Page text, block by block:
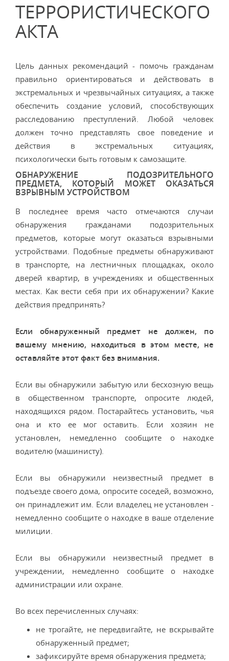
ТЕРРОРИСТИЧЕСКОГО
АКТА
Цель данных рекомендаций - помочь гражданам
правильно ориентироваться и действовать в
экстремальных и чрезвычайных ситуациях, а также
обеспечить создание условий, способствующих
расследованию преступлений. Любой человек
должен точно представлять свое поведение и
действия в экстремальных ситуациях,
психологически быть готовым к самозащите.
ОБНАРУЖЕНИЕ ПОДОЗРИТЕЛЬНОГО
ПРЕДМЕТА, КОТОРЫЙ МОЖЕТ ОКАЗАТЬСЯ
ВЗРЫВНЫМ УСТРОЙСТВОМ
В последнее время часто отмечаются случаи
обнаружения гражданами подозрительных
предметов, которые могут оказаться взрывными
устройствами. Подобные предметы обнаруживают
в транспорте, на лестничных площадках, около
дверей квартир, в учреждениях и общественных
местах. Как вести себя при их обнаружении? Какие
действия предпринять?
Если обнаруженный предмет не должен, по
вашему мнению, находиться в этом месте, не
оставляйте этот факт без внимания.
Если вы обнаружили забытую или бесхозную вещь
в общественном транспорте, опросите людей,
находящихся рядом. Постарайтесь установить, чья
она и кто ее мог оставить. Если хозяин не
установлен, немедленно сообщите о находке
водителю (машинисту).
Если вы обнаружили неизвестный предмет в
подъезде своего дома, опросите соседей, возможно,
он принадлежит им. Если владелец не установлен -
немедленно сообщите о находке в ваше отделение
милиции.
Если вы обнаружили неизвестный предмет в
учреждении, немедленно сообщите о находке
администрации или охране.
Во всех перечисленных случаях:
не трогайте, не передвигайте, не вскрывайте
обнаруженный предмет;
зафиксируйте время обнаружения предмета;